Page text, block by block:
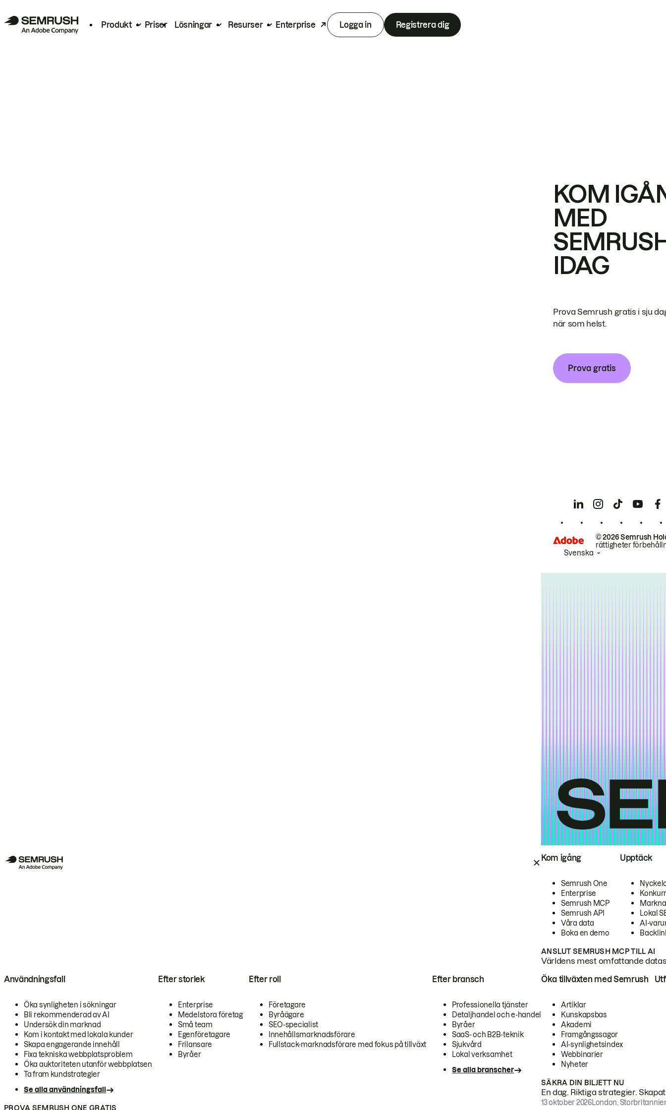
Produkt Priser Lösningar Resurser Enterprise Logga in Registrera dig
Kom igång
Semrush One
Enterprise
Semrush MCP
Semrush API
Våra data
Boka en demo
Upptäck
Lokal
AI-
ANSLUT SEMRUSH MCP TILL AI
Världens mest omfattande
Användningsfall
Öka synligheten i sökningar
Bli rekommenderad av AI
Undersök din marknad
Kom i kontakt med lokala kunder
Skapa engagerande innehåll
Fixa tekniska webbplatsproblem
Öka auktoriteten utanför webbplatsen
Ta fram kundstrategier
Se alla användningsfall
Efter storlek
Enterprise
Medelstora företag
Små team
Egenföretagare
Frilansare
Byråer
Efter roll
Företagare
Byråägare
SEO-specialist
Innehållsmarknadsförare
Fullstack-marknadsförare med fokus på tillväxt
Efter bransch
Professionella tjänster
Detaljhandel och e-handel
Byråer
SaaS- och B2B-teknik
Sjukvård
Lokal verksamhet
Se alla branscher
PROVA SEMRUSH ONE GRATIS
Öka tillväxten med Semrush
Artiklar
Kunskapsbas
Akademi
Framgångssagor
AI-synlighetsindex
Webbinarier
Nyheter
SÄKRA DIN BILJETT NU
En dag. Riktiga strategier.
13 oktober 2026London,
KOM
MED
IDAG
Prova Semrush gratis i sju
när som helst.
Prova gratis
© 2026 Semrush
rättigheter
Svenska